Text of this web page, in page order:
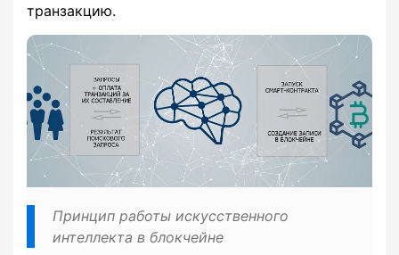
транзакцию.
Принцип работы искусственного
интеллекта в блокчейне